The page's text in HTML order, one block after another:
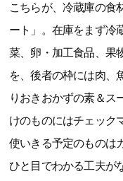
こちらが、冷蔵庫の食
ート」。在庫をまず冷
菜、卵・加工食品、果
を、後者の枠には肉、
りおきおかずの素＆ス
けのものにはチェック
使いきる予定のものは
ひと目でわかる工夫が